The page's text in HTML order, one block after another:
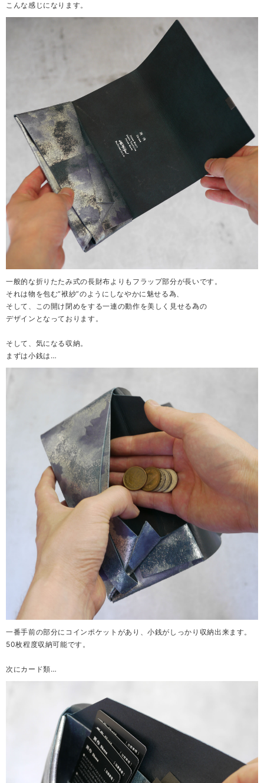
こんな感じになります。
一般的な折りたたみ式の長財布よりもフラップ部分が長いです。
それは物を包む”袱紗”のようにしなやかに魅せる為、
そして、この開け閉めをする一連の動作を美しく見せる為の
デザインとなっております。
そして、気になる収納。
まずは小銭は…
一番手前の部分にコインポケットがあり、小銭がしっかり収納出来ます。
50枚程度収納可能です。
次にカード類…